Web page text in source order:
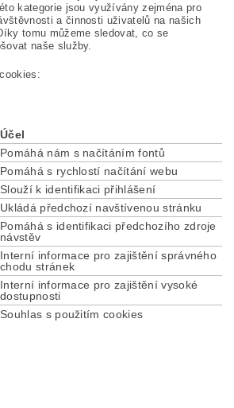
kategorie jsou využívány zejména pro
a činnosti uživatelů na našich
tomu můžeme sledovat, co se
naše služby.
Účel
Pomáhá nám s načítáním fontů
Pomáhá s rychlostí načítání webu
Slouží k identifikaci přihlášení
Ukládá předchozí navštívenou stránku
Pomáhá s identifikaci předchozího zdroje
návstěv
Interní informace pro zajištění správného
chodu stránek
Interní informace pro zajištění vysoké
dostupnosti
Souhlas s použitím cookies